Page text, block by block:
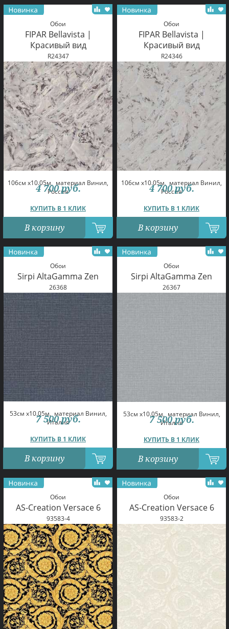
Обои
FIPAR Bellavista |
Красивый вид
R24347
106см x10.05м, материал Винил,
Россия
КУПИТЬ В 1 КЛИК
4 700 руб.
В корзину
Обои
FIPAR Bellavista |
Красивый вид
R24346
106см x10.05м, материал Винил,
Россия
КУПИТЬ В 1 КЛИК
4 700 руб.
В корзину
Обои
Sirpi AltaGamma Zen
26368
53см x10.05м, материал Винил,
Италия
КУПИТЬ В 1 КЛИК
7 500 руб.
В корзину
Обои
Sirpi AltaGamma Zen
26367
53см x10.05м, материал Винил,
Италия
КУПИТЬ В 1 КЛИК
7 500 руб.
В корзину
Обои
AS-Creation Versace 6
93583-4
Обои
AS-Creation Versace 6
93583-2